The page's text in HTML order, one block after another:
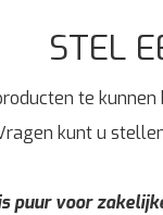
STEL
te
kunt u
puur voor